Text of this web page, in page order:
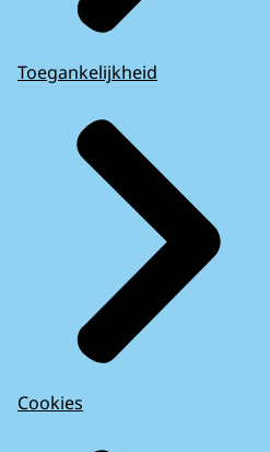
Toegankelijkheid
Cookies